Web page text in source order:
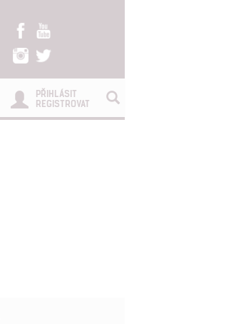
PŘIHLÁSIT
REGISTROVAT